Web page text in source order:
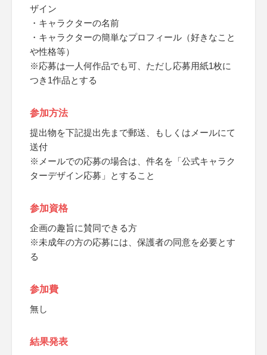
ザイン
・キャラクターの名前
・キャラクターの簡単なプロフィール（好きなこと
や性格等）
※応募は一人何作品でも可、ただし応募用紙1枚に
つき1作品とする
参加方法
提出物を下記提出先まで郵送、もしくはメールにて
送付
※メールでの応募の場合は、件名を「公式キャラク
ターデザイン応募」とすること
参加資格
企画の趣旨に賛同できる方
※未成年の方の応募には、保護者の同意を必要とす
る
参加費
無し
結果発表